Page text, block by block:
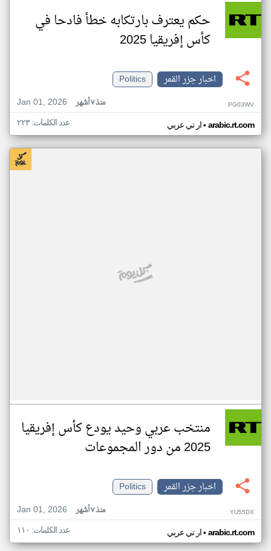
حكم يعترف بارتكابه خطأ فادحا في
كأس إفريقيا 2025
اخبار جزر القمر
Politics
Jan 01, 2026
منذ ٧ أشهر PG03WV
ار تي عربي• arabic.rt.com عدد الكلمات: ٢٢٣
منتخب عربي وحيد يودع كأس إفريقيا
2025 من دور المجموعات
اخبار جزر القمر
Politics
Jan 01, 2026
منذ ٧ أشهر YU55DX
ار تي عربي• arabic.rt.com عدد الكلمات: ١١٠